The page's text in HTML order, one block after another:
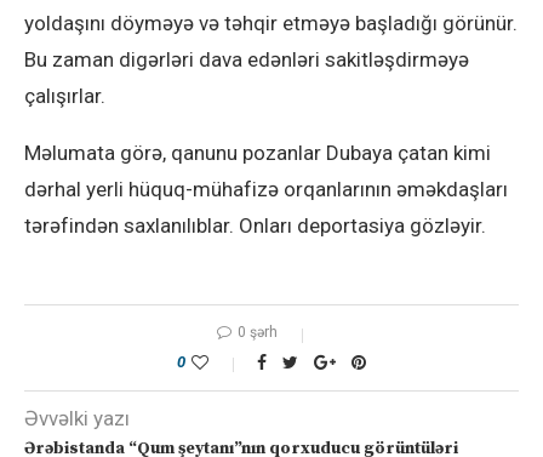
yoldaşını döyməyə və təhqir etməyə başladığı görünür.
Bu zaman digərləri dava edənləri sakitləşdirməyə
çalışırlar.
Məlumata görə, qanunu pozanlar Dubaya çatan kimi
dərhal yerli hüquq-mühafizə orqanlarının əməkdaşları
tərəfindən saxlanılıblar. Onları deportasiya gözləyir.
0 şərh
0
Əvvəlki yazı
Ərəbistanda “Qum şeytanı”nın qorxuducu görüntüləri